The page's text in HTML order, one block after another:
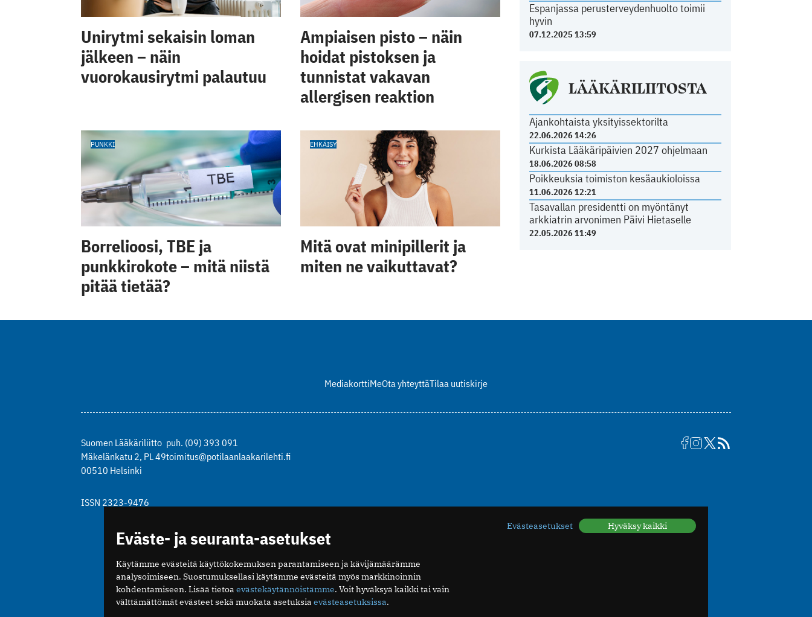
Espanjassa perusterveydenhuolto toimii
hyvin
07.12.2025 13:59
LÄÄKÄRILIITOSTA
Ajankohtaista yksityissektorilta
22.06.2026 14:26
Kurkista Lääkäripäivien 2027 ohjelmaan
18.06.2026 08:58
Poikkeuksia toimiston kesäaukioloissa
11.06.2026 12:21
Tasavallan presidentti on myöntänyt
arkkiatrin arvonimen Päivi Hietaselle
22.05.2026 11:49
Unirytmi sekaisin loman
jälkeen – näin
vuorokausirytmi palautuu
Ampiaisen pisto – näin
hoidat pistoksen ja
tunnistat vakavan
allergisen reaktion
PUNKKI
Borrelioosi, TBE ja
punkkirokote – mitä niistä
pitää tietää?
EHKÄISY
Mitä ovat minipillerit ja
miten ne vaikuttavat?
MediakorttiMeOta yhteyttäTilaa uutiskirje
Suomen Lääkäriliitto
Mäkelänkatu 2, PL 49
00510 Helsinki
puh. (09) 393 091
toimitus@potilaanlaakarilehti.fi
ISSN 2323-9476
Eväste- ja seuranta-asetukset
Käytämme evästeitä käyttökokemuksen parantamiseen ja kävijämäärämme
analysoimiseen. Suostumuksellasi käytämme evästeitä myös markkinoinnin
kohdentamiseen. Lisää tietoa evästekäytännöistämme. Voit hyväksyä kaikki tai vain
välttämättömät evästeet sekä muokata asetuksia evästeasetuksissa.
Evästeasetukset Hyväksy kaikki